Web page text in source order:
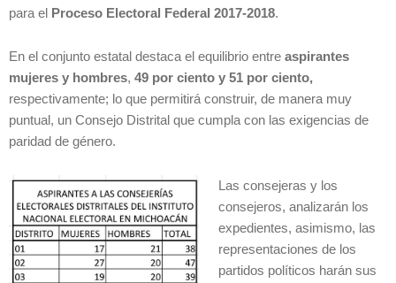
para el
Proceso Electoral Federal 2017-2018.
En el conjunto estatal destaca el equilibrio entre aspirantes
mujeres y hombres, 49 por ciento y 51 por ciento,
respectivamente; lo que permitirá construir, de manera muy
puntual, un Consejo Distrital que cumpla con las exigencias de
paridad de género.
Las consejeras y los
consejeros, analizarán los
expedientes, asimismo, las
representaciones de los
partidos políticos harán sus